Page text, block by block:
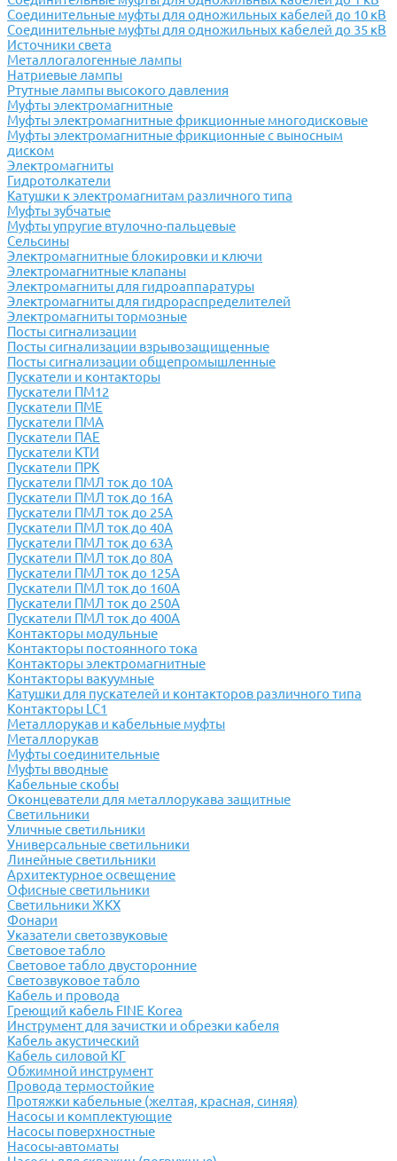
Соединительные муфты для одножильных кабелей до 10 кВ
Соединительные муфты для одножильных кабелей до 35 кВ
Источники света
Металлогалогенные лампы
Натриевые лампы
Ртутные лампы высокого давления
Муфты электромагнитные
Муфты электромагнитные фрикционные многодисковые
Муфты электромагнитные фрикционные с выносным
диском
Электромагниты
Гидротолкатели
Катушки к электромагнитам различного типа
Муфты зубчатые
Муфты упругие втулочно-пальцевые
Сельсины
Электромагнитные блокировки и ключи
Электромагнитные клапаны
Электромагниты для гидроаппаратуры
Электромагниты для гидрораспределителей
Электромагниты тормозные
Посты сигнализации
Посты сигнализации взрывозащищенные
Посты сигнализации общепромышленные
Пускатели и контакторы
Пускатели ПМ12
Пускатели ПМЕ
Пускатели ПМА
Пускатели ПАЕ
Пускатели КТИ
Пускатели ПРК
Пускатели ПМЛ ток до 10А
Пускатели ПМЛ ток до 16А
Пускатели ПМЛ ток до 25А
Пускатели ПМЛ ток до 40А
Пускатели ПМЛ ток до 63А
Пускатели ПМЛ ток до 80А
Пускатели ПМЛ ток до 125А
Пускатели ПМЛ ток до 160А
Пускатели ПМЛ ток до 250А
Пускатели ПМЛ ток до 400А
Контакторы модульные
Контакторы постоянного тока
Контакторы электромагнитные
Контакторы вакуумные
Катушки для пускателей и контакторов различного типа
Контакторы LC1
Металлорукав и кабельные муфты
Металлорукав
Муфты соединительные
Муфты вводные
Кабельные скобы
Оконцеватели для металлорукава защитные
Светильники
Уличные светильники
Универсальные светильники
Линейные светильники
Архитектурное освещение
Офисные светильники
Светильники ЖКХ
Фонари
Указатели светозвуковые
Световое табло
Световое табло двусторонние
Светозвуковое табло
Кабель и провода
Греющий кабель FINE Korea
Инструмент для зачистки и обрезки кабеля
Кабель акустический
Кабель силовой КГ
Обжимной инструмент
Провода термостойкие
Протяжки кабельные (желтая, красная, синяя)
Насосы и комплектующие
Насосы поверхностные
Насосы-автоматы